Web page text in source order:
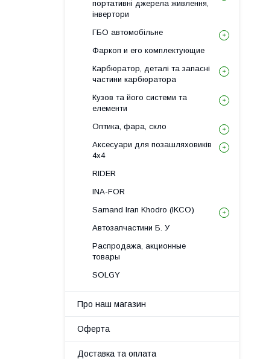
портативні джерела живлення,
інвертори
ГБО автомобільне
Фаркоп и его комплектующие
Карбюратор, деталі та запасні
частини карбюратора
Кузов та його системи та
елементи
Оптика, фара, скло
Аксесуари для позашляховиків
4х4
RIDER
INA-FOR
Samand Iran Khodro (IKCO)
Автозапчастини Б. У
Распродажа, акционные
товары
SOLGY
Про наш магазин
Оферта
Доставка та оплата